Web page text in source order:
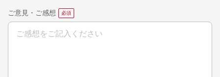
ご意見・ご感想